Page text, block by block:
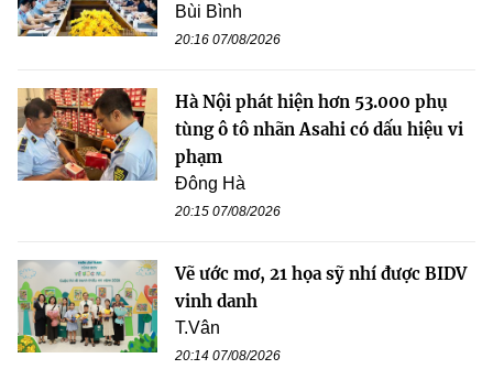
Bùi Bình
20:16 07/08/2026
Hà Nội phát hiện hơn 53.000 phụ
tùng ô tô nhãn Asahi có dấu hiệu vi
phạm
Đông Hà
20:15 07/08/2026
Vẽ ước mơ, 21 họa sỹ nhí được BIDV
vinh danh
T.Vân
20:14 07/08/2026